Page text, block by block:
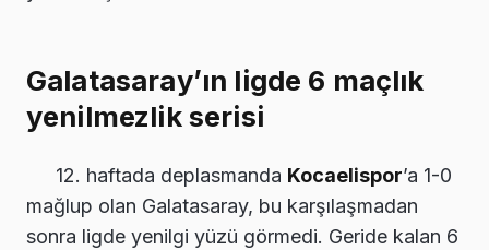
Galatasaray’ın ligde 6 maçlık
yenilmezlik serisi
12. haftada deplasmanda Kocaelispor’a 1-0
mağlup olan Galatasaray, bu karşılaşmadan
sonra ligde yenilgi yüzü görmedi. Geride kalan 6